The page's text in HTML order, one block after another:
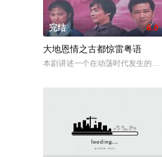
完结 6.0
大地恩情之古都惊雷粤语
本剧讲述一个在动荡时代发生的